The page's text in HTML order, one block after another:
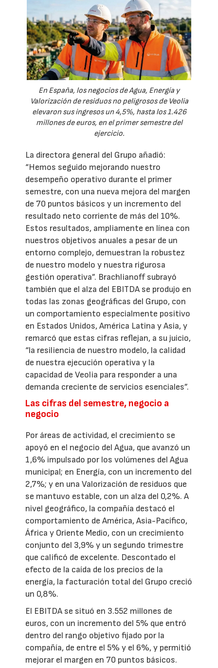
En España, los negocios de Agua, Energía y
Valorización de residuos no peligrosos de Veolia
elevaron sus ingresos un 4,5%, hasta los 1.426
millones de euros, en el primer semestre del
ejercicio.
La directora general del Grupo añadió:
“Hemos seguido mejorando nuestro
desempeño operativo durante el primer
semestre, con una nueva mejora del margen
de 70 puntos básicos y un incremento del
resultado neto corriente de más del 10%.
Estos resultados, ampliamente en línea con
nuestros objetivos anuales a pesar de un
entorno complejo, demuestran la robustez
de nuestro modelo y nuestra rigurosa
gestión operativa”. Brachlianoff subrayó
también que el alza del EBITDA se produjo en
todas las zonas geográficas del Grupo, con
un comportamiento especialmente positivo
en Estados Unidos, América Latina y Asia, y
remarcó que estas cifras reflejan, a su juicio,
“la resiliencia de nuestro modelo, la calidad
de nuestra ejecución operativa y la
capacidad de Veolia para responder a una
demanda creciente de servicios esenciales”.
Las cifras del semestre, negocio a
negocio
Por áreas de actividad, el crecimiento se
apoyó en el negocio del Agua, que avanzó un
1,6% impulsado por los volúmenes del Agua
municipal; en Energía, con un incremento del
2,7%; y en una Valorización de residuos que
se mantuvo estable, con un alza del 0,2%. A
nivel geográfico, la compañía destacó el
comportamiento de América, Asia-Pacífico,
África y Oriente Medio, con un crecimiento
conjunto del 3,9% y un segundo trimestre
que calificó de excelente. Descontado el
efecto de la caída de los precios de la
energía, la facturación total del Grupo creció
un 0,8%.
El EBITDA se situó en 3.552 millones de
euros, con un incremento del 5% que entró
dentro del rango objetivo fijado por la
compañía, de entre el 5% y el 6%, y permitió
mejorar el margen en 70 puntos básicos.